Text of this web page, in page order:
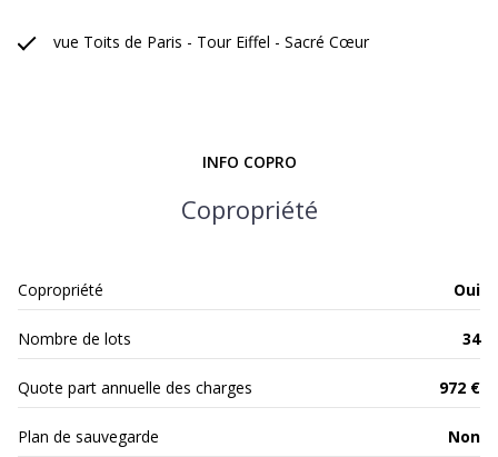
vue Toits de Paris - Tour Eiffel - Sacré Cœur
INFO COPRO
Copropriété
Copropriété Oui
Nombre de lots 34
Quote part annuelle des charges 972 €
Plan de sauvegarde Non